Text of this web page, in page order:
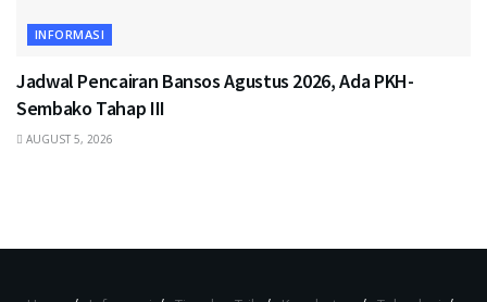
INFORMASI
Jadwal Pencairan Bansos Agustus 2026, Ada PKH-
Sembako Tahap III
AUGUST 5, 2026